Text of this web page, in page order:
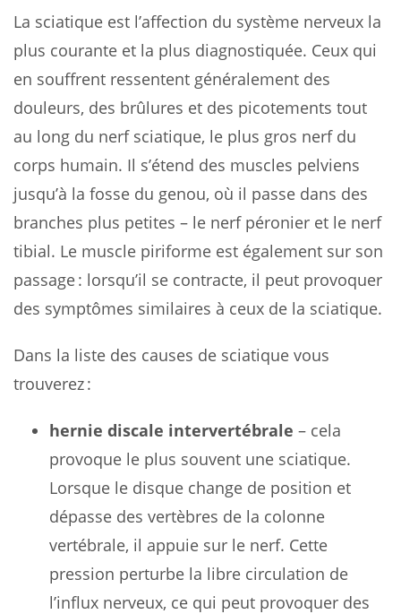
La sciatique est l’affection du système nerveux la
plus courante et la plus diagnostiquée. Ceux qui
en souffrent ressentent généralement des
douleurs, des brûlures et des picotements tout
au long du nerf sciatique, le plus gros nerf du
corps humain. Il s’étend des muscles pelviens
jusqu’à la fosse du genou, où il passe dans des
branches plus petites – le nerf péronier et le nerf
tibial. Le muscle piriforme est également sur son
passage : lorsqu’il se contracte, il peut provoquer
des symptômes similaires à ceux de la sciatique.
Dans la liste des causes de sciatique vous
trouverez :
hernie discale intervertébrale – cela
provoque le plus souvent une sciatique.
Lorsque le disque change de position et
dépasse des vertèbres de la colonne
vertébrale, il appuie sur le nerf. Cette
pression perturbe la libre circulation de
l’influx nerveux, ce qui peut provoquer des